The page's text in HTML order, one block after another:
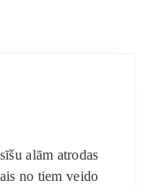
alām atrodas
no tiem veido